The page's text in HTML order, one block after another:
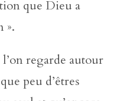
que Dieu a
».
regarde autour
peu d’êtres